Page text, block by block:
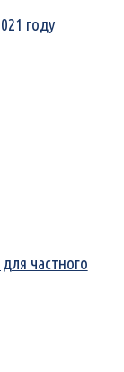
году
частного